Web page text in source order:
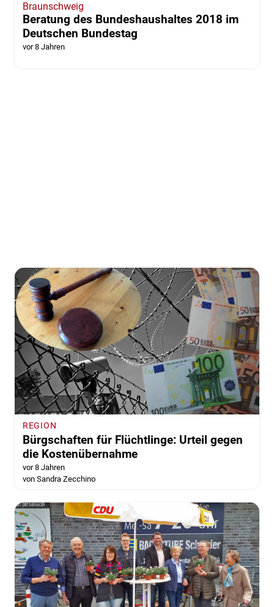
Braunschweig
Beratung des Bundeshaushaltes 2018 im
Deutschen Bundestag
vor 8 Jahren
REGION
Bürgschaften für Flüchtlinge: Urteil gegen
die Kostenübernahme
vor 8 Jahren
von Sandra Zecchino